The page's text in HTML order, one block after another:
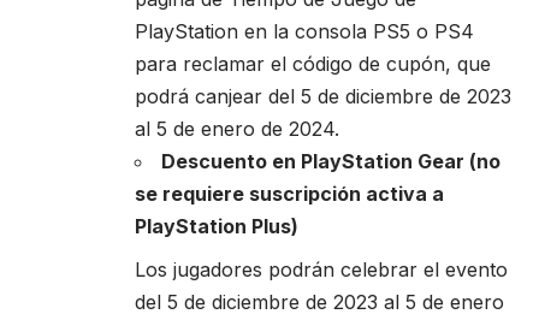
PlayStation en la consola PS5 o PS4
para reclamar el código de cupón, que
podrá canjear del 5 de diciembre de 2023
al 5 de enero de 2024.
Descuento en PlayStation Gear (no
se requiere suscripción activa a
PlayStation Plus)
Los jugadores podrán celebrar el evento
del 5 de diciembre de 2023 al 5 de enero